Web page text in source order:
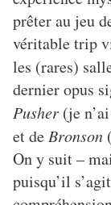
prêter au jeu
véritable trip
les (rares)
dernier opus
Pusher (je
et de Bronson
On y suit –
puisqu’il